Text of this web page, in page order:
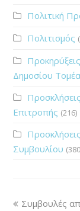
Πολιτική
Πολιτισμός
Δημοσίου Τομέα
Επιτροπής (216)
Συμβουλίου
Συμβουλές